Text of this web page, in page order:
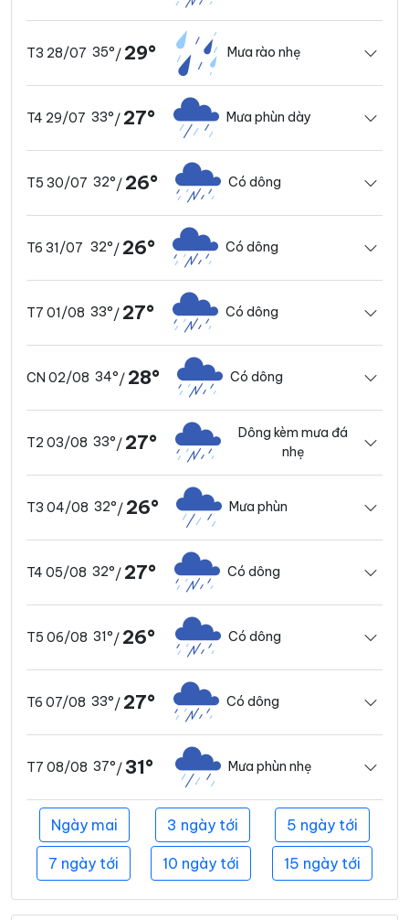
T3 28/07 35°/ 29° Mưa rào nhẹ
T4 29/07 33°/ 27° Mưa phùn dày
T5 30/07 32°/ 26° Có dông
T6 31/07 32°/ 26° Có dông
T7 01/08 33°/ 27° Có dông
CN 02/08 34°/ 28° Có dông
T2 03/08 33°/ 27°
Dông kèm mưa đá
nhẹ
T3 04/08 32°/ 26° Mưa phùn
T4 05/08 32°/ 27° Có dông
T5 06/08 31°/ 26° Có dông
T6 07/08 33°/ 27° Có dông
T7 08/08 37°/31° Mưa phùn nhẹ
Ngày mai 3 ngày tới 5 ngày tới
7 ngày tới 10 ngày tới 15 ngày tới